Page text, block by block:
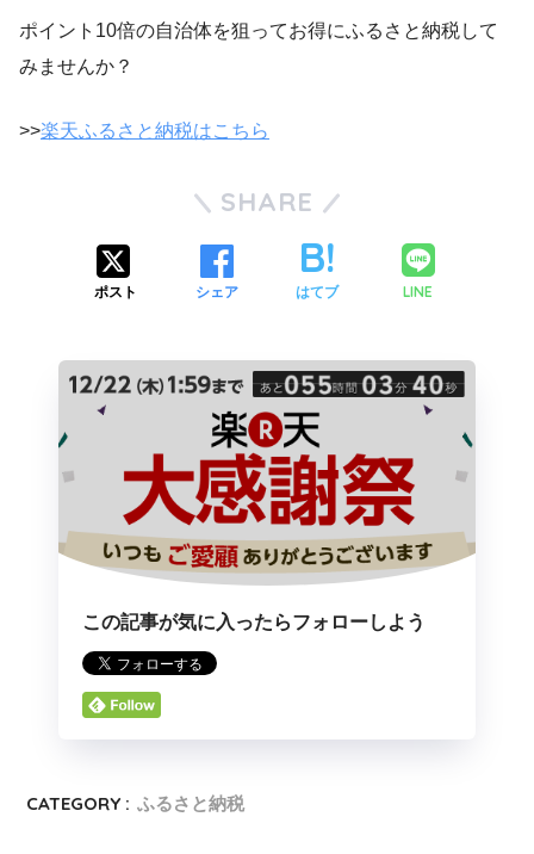
ポイント10倍の自治体を狙ってお得にふるさと納税して
みませんか？
>>楽天ふるさと納税はこちら
SHARE
ポスト シェア はてブ LINE
この記事が気に入ったらフォローしよう
CATEGORY : ふるさと納税